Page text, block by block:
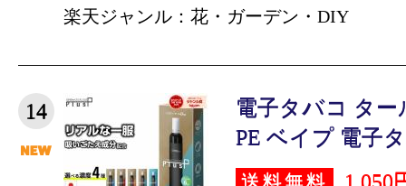
楽天ジャンル：花・ガーデン・DIY
14
電子タバコ ター
PE ベイプ 電子